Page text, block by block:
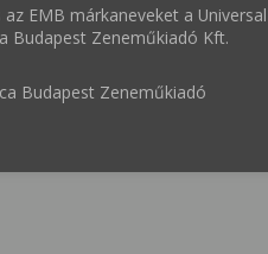
EMB márkaneveket a Universal
Budapest Zeneműkiadó Kft.
Budapest Zeneműkiadó